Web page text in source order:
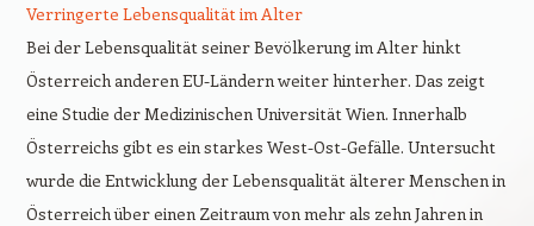
Verringerte Lebensqualität im Alter
Bei der Lebensqualität seiner Bevölkerung im Alter hinkt
Österreich anderen EU-Ländern weiter hinterher. Das zeigt
eine Studie der Medizinischen Universität Wien. Innerhalb
Österreichs gibt es ein starkes West-Ost-Gefälle. Untersucht
wurde die Entwicklung der Lebensqualität älterer Menschen in
Österreich über einen Zeitraum von mehr als zehn Jahren in